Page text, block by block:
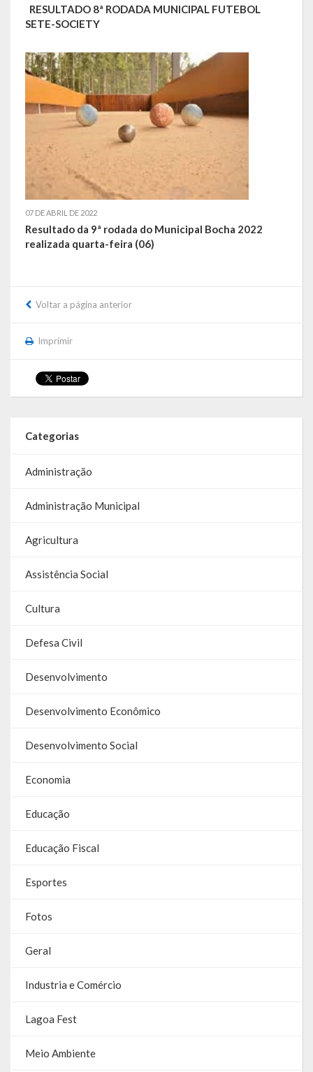
RESULTADO 8ª RODADA MUNICIPAL FUTEBOL
SETE-SOCIETY
07 DE ABRIL DE 2022
Resultado da 9ª rodada do Municipal Bocha 2022
realizada quarta-feira (06)
Voltar a página anterior
Imprimir
Categorias
Administração
Administração Municipal
Agricultura
Assistência Social
Cultura
Defesa Civil
Desenvolvimento
Desenvolvimento Econômico
Desenvolvimento Social
Economia
Educação
Educação Fiscal
Esportes
Fotos
Geral
Industria e Comércio
Lagoa Fest
Meio Ambiente